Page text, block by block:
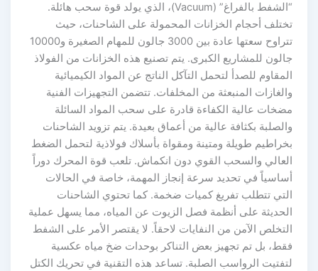
“الشفط بالفراغ” (Vacuum)، الذي يولد قوة سحب هائلة.
تختلف أحجام الخزانات المحمولة على الشاحنات، حيث
تتراوح سعتها عادة بين 3000 جالون للمهام الصغيرة و10000
جالون للمشاريع الكبرى. يتم تصنيع هذه الخزانات من الفولاذ
المقاوم للصدأ لتحمل التآكل الناتج عن المواد الكيميائية
والغازات المنبعثة من المخلفات. تتضمن التجهيزات الفنية
مضخات عالية الكفاءة قادرة على سحب المواد السائلة
والصلبة بكثافة عالية من أعماق بعيدة. يتم تزويد الشاحنات
بخراطيم طويلة ومتينة ومقواة بأسلاك فولاذية لتحمل الضغط
العالي والسحب القوي دون انكماش. تلعب قوة المحرك دوراً
أساسياً في تحديد سرعة إنجاز المهمة، خاصة في الحالات
التي تتطلب تفريغ كميات ضخمة. كما تحتوي الشاحنات
الحديثة على أنظمة فصل الزيوت عن المياه، مما يسهل عملية
التخلص الآمن من النفايات لاحقاً. لا يقتصر الأمر على الشفط
فقط، بل تم تجهيز بعض التناكر بوحدات ضخ مياه عكسية
لتفتيت الرواسب الصلبة. تساعد هذه التقنية في تحريك الكتل